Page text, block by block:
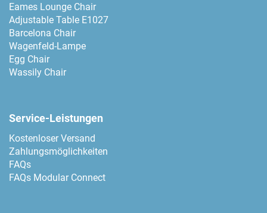
Eames Lounge Chair
Adjustable Table E1027
Barcelona Chair
Wagenfeld-Lampe
Egg Chair
Wassily Chair
Service-Leistungen
Kostenloser Versand
Zahlungsmöglichkeiten
FAQs
FAQs Modular Connect